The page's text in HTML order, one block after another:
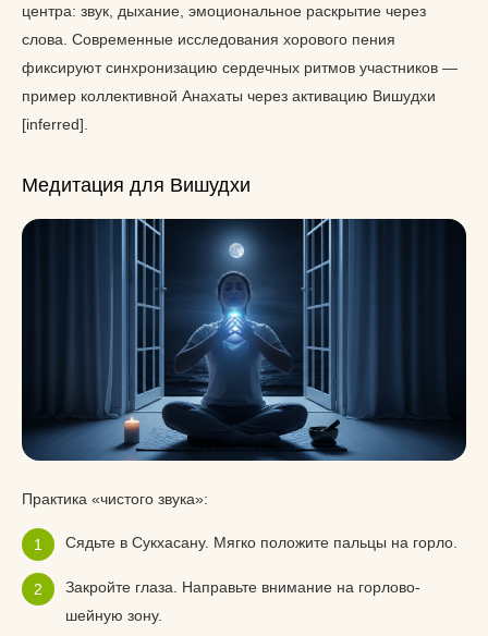
центра: звук, дыхание, эмоциональное раскрытие через
слова. Современные исследования хорового пения
фиксируют синхронизацию сердечных ритмов участников —
пример коллективной Анахаты через активацию Вишудхи
[inferred].
Медитация для Вишудхи
Практика «чистого звука»:
Сядьте в Сукхасану. Мягко положите пальцы на горло.
Закройте глаза. Направьте внимание на горлово-
шейную зону.